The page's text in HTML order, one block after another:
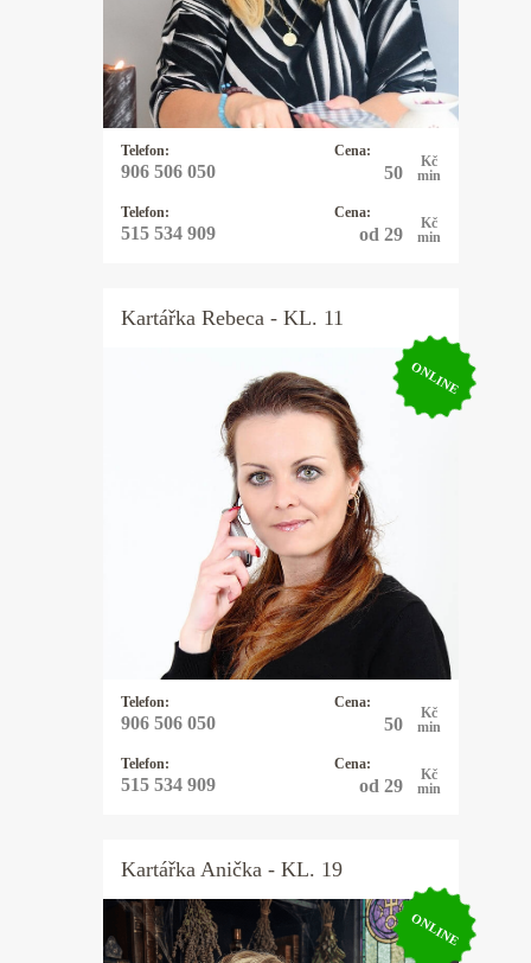
Telefon:
906 506 050
Cena:
50
Kč
min
Telefon:
515 534 909
Cena:
od 29
Kč
min
nabízejí možnosti řešení daného
problému. Tím ponechávají člověku
svobodnou vůli, jak vše řešit. Občas
používám kyvadlo které vyrobila
Kartářka Rebeca - KL. 11
ONLINE
Telefon:
906 506 050
Cena:
50
Kč
min
Telefon:
515 534 909
Cena:
od 29
Kč
min
Kartářka Rebeca
Řešíte vztahy, lásku, peníze,
zaměstnání nebo něco jiného? Mým
oblíbeným orákulem jsou karty -
mariášové, tarotové, archandělské,
věštím také z kamenných run,
využívám energie kyvadélka.
Kartářka Anička - KL. 19
ONLINE
Kartářka Anička